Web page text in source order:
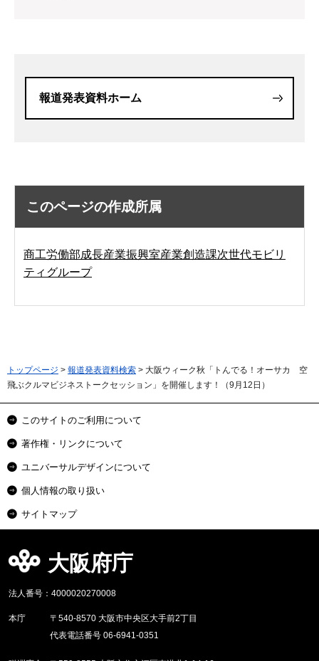
報道発表資料ホーム
このページの作成所属
商工労働部成長産業振興室産業創造課次世代モビリ
ティグループ
トップページ > 報道発表資料検索 > 大阪ウィーク秋「トんでる！オーサカ 空
飛ぶクルマビジネストークセッション」を開催します！（9月12日）
このサイトのご利用について
著作権・リンクについて
ユニバーサルデザインについて
個人情報の取り扱い
サイトマップ
大阪府庁
法人番号：4000020270008
本庁
〒540-8570 大阪市中央区大手前2丁目
代表電話番号 06-6941-0351